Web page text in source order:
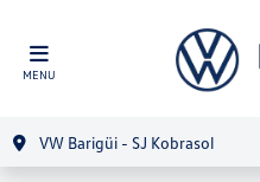
MENU
VW Barigüi - SJ Kobrasol